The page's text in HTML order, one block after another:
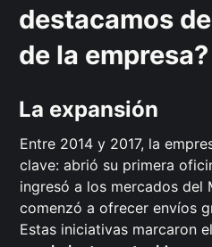
destacamos
de la empresa?
La expansión
Entre 2014 y 2017, la
clave: abrió su primera
ingresó a los mercados del
comenzó a ofrecer envíos
Estas iniciativas marcaron el